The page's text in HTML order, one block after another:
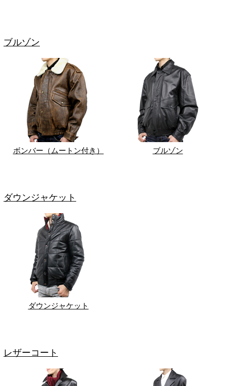
ブルゾン
ボンバー（ムートン付き） ブルゾン
ダウンジャケット
ダウンジャケット
レザーコート